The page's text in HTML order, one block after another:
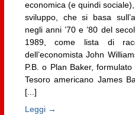
economica (e quindi
sviluppo, che si basa
negli anni ’70 e ’80 del
1989, come lista di
dell’economista John
P.B. o Plan Baker,
Tesoro americano James
[...]
Leggi →